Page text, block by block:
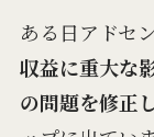
ある日アドセ
収益に重大な
の問題を修正